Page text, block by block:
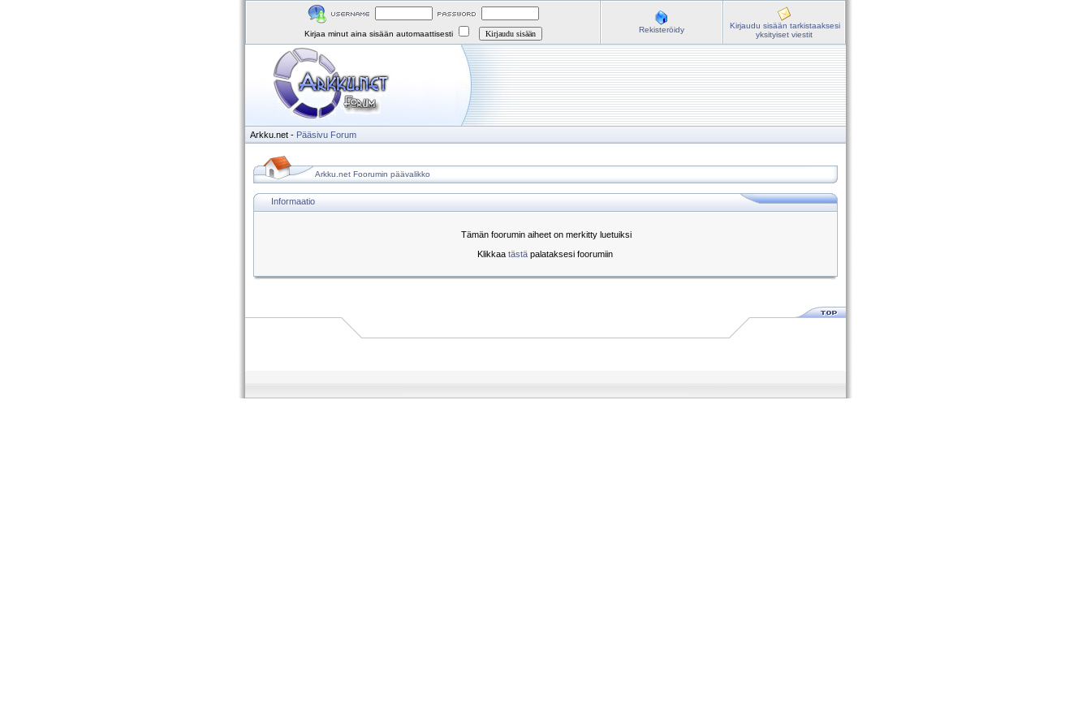
Kirjaa minut aina sisään automaattisesti Rekisteröidy
Kirjaudu sisään tarkistaaksesi
yksityiset viestit
Arkku.net - Pääsivu Forum
Arkku.net Foorumin päävalikko
Informaatio
Tämän foorumin aiheet on merkitty luetuiksi
Klikkaa tästä palataksesi foorumiin